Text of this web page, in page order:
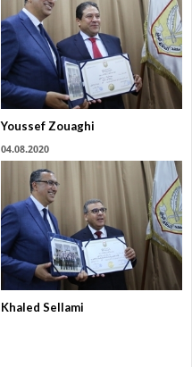
Youssef Zouaghi
04.08.2020
Khaled Sellami